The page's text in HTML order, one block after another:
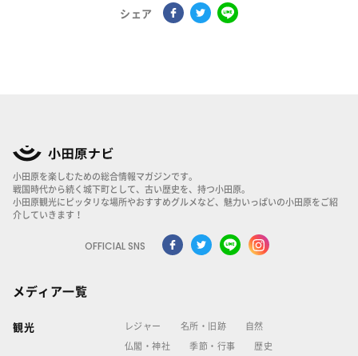
シェア
小田原を楽しむための総合情報マガジンです。
戦国時代から続く城下町として、古い歴史を、持つ小田原。
小田原観光にピッタリな場所やおすすめグルメなど、魅力いっぱいの小田原をご紹
介していきます！
OFFICIAL SNS
メディア一覧
観光 レジャー 名所・旧跡 自然
仏閣・神社 季節・行事 歴史